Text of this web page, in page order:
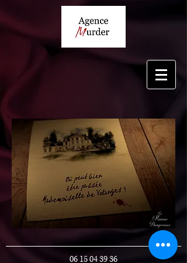
06 15 04 39 36